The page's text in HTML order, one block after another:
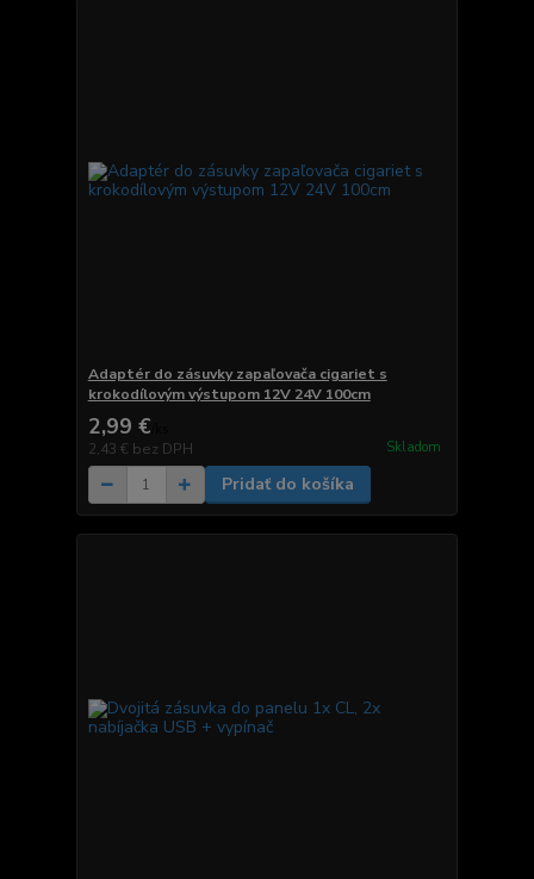
Adaptér do zásuvky zapaľovača cigariet s
krokodílovým výstupom 12V 24V 100cm
2,99 €
2,43 € bez DPH Skladom
Pridať do košíka